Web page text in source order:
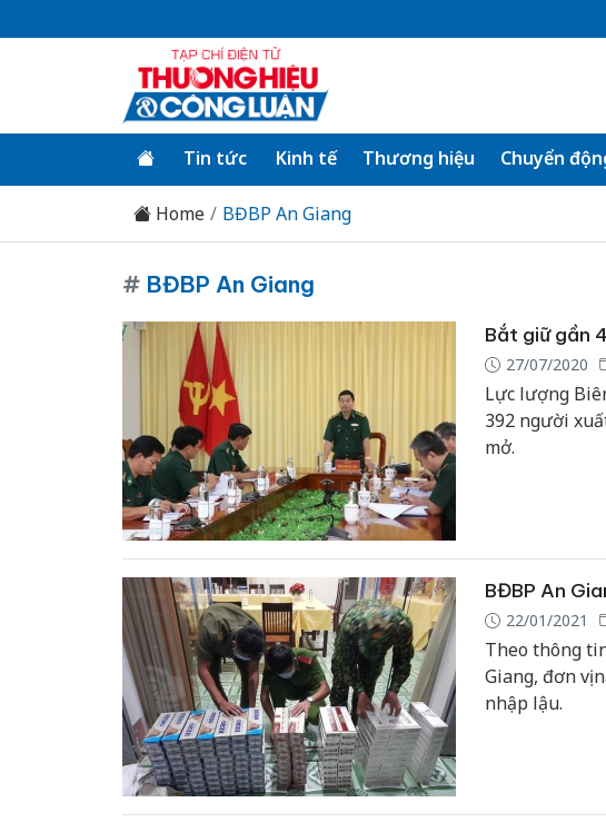
Tin tức Kinh tế Thương hiệu Chuyển
Home BĐBP An Giang
# BĐBP An Giang
Bắt giữ gần
27/07/2020
Lực lượng
392 người
mở.
BĐBP An
22/01/2021
Theo thông
Giang, đơn vị
nhập lậu.